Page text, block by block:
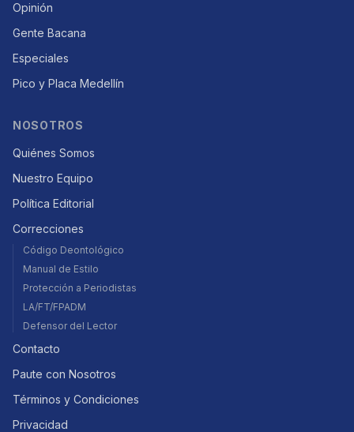
Opinión
Gente Bacana
Especiales
Pico y Placa Medellín
NOSOTROS
Quiénes Somos
Nuestro Equipo
Política Editorial
Correcciones
Código Deontológico
Manual de Estilo
Protección a Periodistas
LA/FT/FPADM
Defensor del Lector
Contacto
Paute con Nosotros
Términos y Condiciones
Privacidad